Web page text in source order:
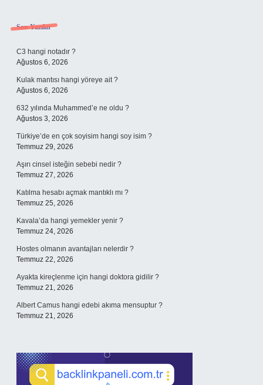
Sidebar
Son Yazılar
C3 hangi notadır ?
Ağustos 6, 2026
Kulak mantısı hangi yöreye ait ?
Ağustos 6, 2026
632 yılında Muhammed’e ne oldu ?
Ağustos 3, 2026
Türkiye’de en çok soyisim hangi soy isim ?
Temmuz 29, 2026
Aşırı cinsel isteğin sebebi nedir ?
Temmuz 27, 2026
Katılma hesabı açmak mantıklı mı ?
Temmuz 25, 2026
Kavala’da hangi yemekler yenir ?
Temmuz 24, 2026
Hostes olmanın avantajları nelerdir ?
Temmuz 22, 2026
Ayakta kireçlenme için hangi doktora gidilir ?
Temmuz 21, 2026
Albert Camus hangi edebi akıma mensuptur ?
Temmuz 21, 2026